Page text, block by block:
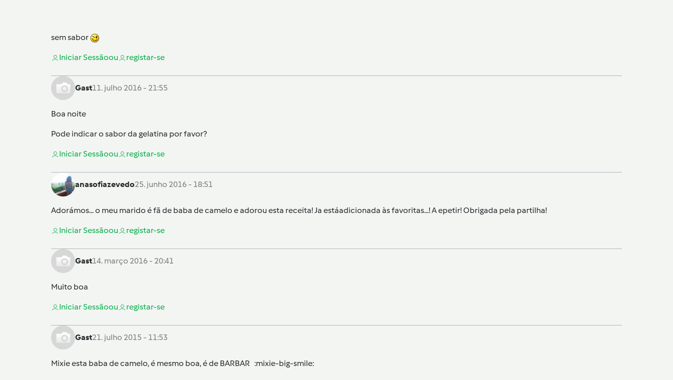
sem sabor
Iniciar Sessãoou registar-se
Gast11. julho 2016 - 21:55
Boa noite
Pode indicar o sabor da gelatina por favor?
Iniciar Sessãoou registar-se
anasofiazevedo25. junho 2016 - 18:51
Adorámos... o meu marido é fã de baba de camelo e adorou esta receita! Ja estáadicionada às favoritas...! A epetir! Obrigada pela partilha!
Iniciar Sessãoou registar-se
Gast14. março 2016 - 20:41
Muito boa
Iniciar Sessãoou registar-se
Gast21. julho 2015 - 11:53
Mixie esta baba de camelo, é mesmo boa, é de BARBAR :mixie-big-smile: